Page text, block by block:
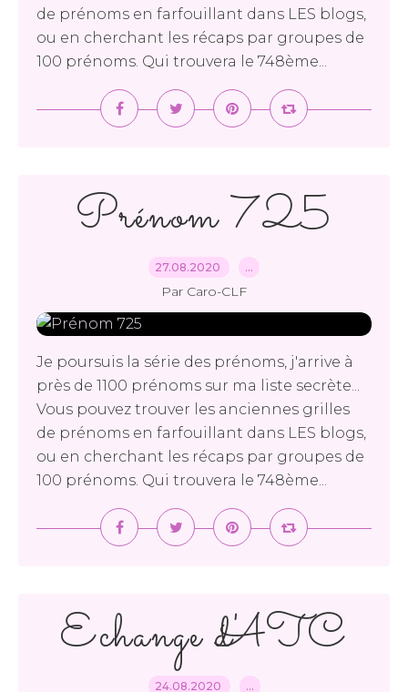
de prénoms en farfouillant dans LES blogs,
ou en cherchant les récaps par groupes de
100 prénoms. Qui trouvera le 748ème...
Prénom 725
27.08.2020 …
Par Caro-CLF
Je poursuis la série des prénoms, j'arrive à
près de 1100 prénoms sur ma liste secrète...
Vous pouvez trouver les anciennes grilles
de prénoms en farfouillant dans LES blogs,
ou en cherchant les récaps par groupes de
100 prénoms. Qui trouvera le 748ème...
Echange d'ATC
24.08.2020 …